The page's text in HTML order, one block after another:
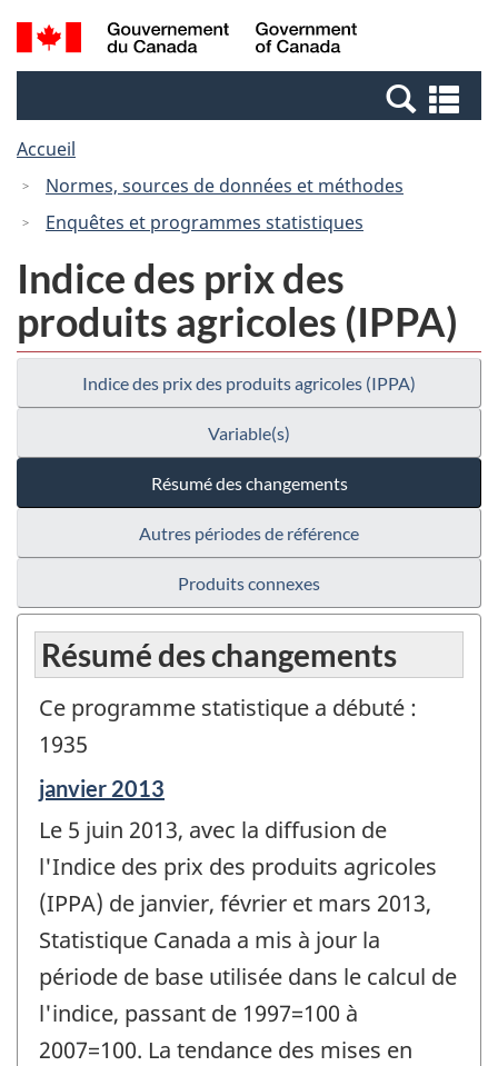
Passer
au
Passer
à
Canada
Recherche
et
et
Accueil
Normes, sources de données et méthodes
Enquêtes et programmes statistiques
Indice des prix des
produits agricoles (IPPA)
Indice des prix des produits agricoles (IPPA)
Variable(s)
Résumé des changements
Autres périodes de référence
Produits connexes
Résumé des changements
Ce programme statistique a débuté :
1935
Période
référence
de
-
janvier 2013
Le 5 juin 2013, avec la diffusion de
l'Indice des prix des produits agricoles
(IPPA) de janvier, février et mars 2013,
Statistique Canada a mis à jour la
période de base utilisée dans le calcul de
l'indice, passant de 1997=100 à
2007=100. La tendance des mises en